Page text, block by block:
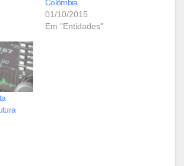
Colômbia
01/10/2015
Em "Entidades"